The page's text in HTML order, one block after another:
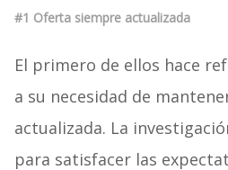
#1 Oferta siempre actualizada
El primero de ellos hace
a su necesidad de
actualizada. La
para satisfacer las